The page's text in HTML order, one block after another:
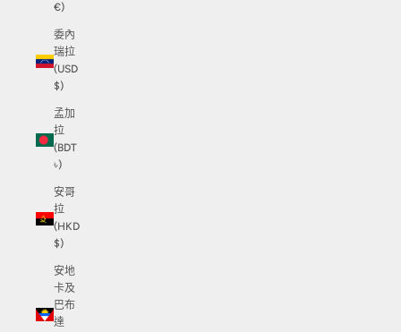
€)
委內
瑞拉
(USD
$)
孟加
拉
(BDT
৳)
安哥
拉
(HKD
$)
安地
卡及
巴布
達